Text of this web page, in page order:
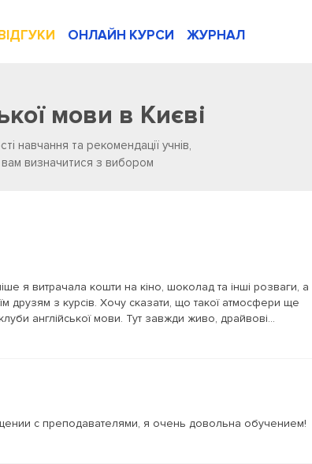
ОНЛАЙН КУРСИ ЖУРНАЛ
мови в Києві
навчання та рекомендації учнів,
вам визначитися з вибором
я витрачала кошти на кіно, шоколад та інші розваги, а
друзям з курсів. Хочу сказати, що такої атмосфери ще
англійської мови. Тут завжди живо, драйвові...
с преподавателями, я очень довольна обучением!